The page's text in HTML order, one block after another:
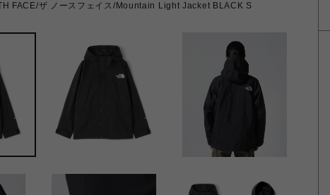
FACE/ザ ノースフェイス/Mountain Light Jacket BLACK S